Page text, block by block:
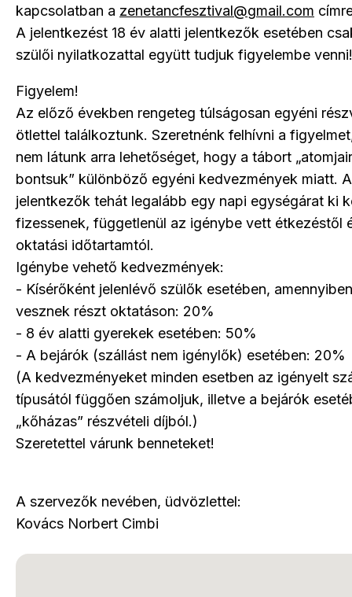
kapcsolatban a zenetancfesztival@gmail.com
A jelentkezést 18 év alatti jelentkezők esetében
szülői nyilatkozattal együtt tudjuk figyelembe venni!
Figyelem!
Az előző években rengeteg túlságosan egyéni
ötlettel találkoztunk. Szeretnénk felhívni a
nem látunk arra lehetőséget, hogy a tábort
bontsuk” különböző egyéni kedvezmények miatt. A
jelentkezők tehát legalább egy napi egységárat ki
fizessenek, függetlenül az igénybe vett étkezéstől
oktatási időtartamtól.
Igénybe vehető kedvezmények:
- Kísérőként jelenlévő szülők esetében,
vesznek részt oktatáson: 20%
- 8 év alatti gyerekek esetében: 50%
- A bejárók (szállást nem igénylők) esetében: 20%
(A kedvezményeket minden esetben az igényelt
típusától függően számoljuk, illetve a bejárók
„kőházas” részvételi díjból.)
Szeretettel várunk benneteket!
A szervezők nevében, üdvözlettel:
Kovács Norbert Cimbi